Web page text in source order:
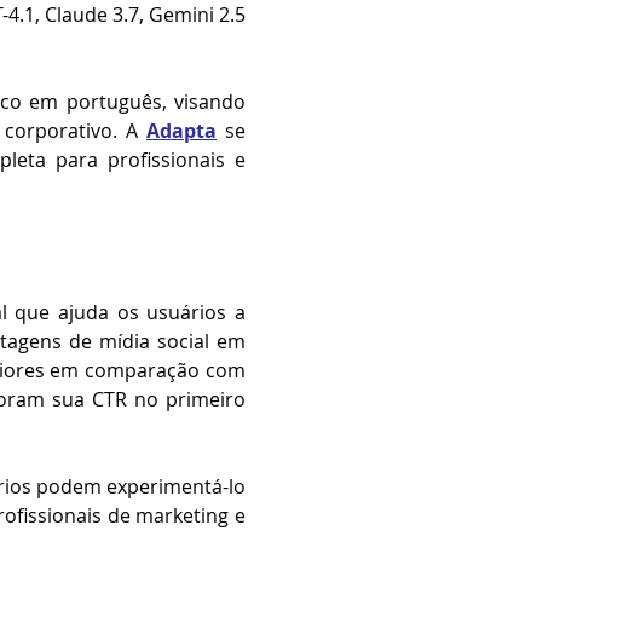
Claude 3.7, Gemini 2.5
em português, visando
A Adapta se
para profissionais e
que ajuda os usuários a
de mídia social em
em comparação com
sua CTR no primeiro
podem experimentá-lo
de marketing e